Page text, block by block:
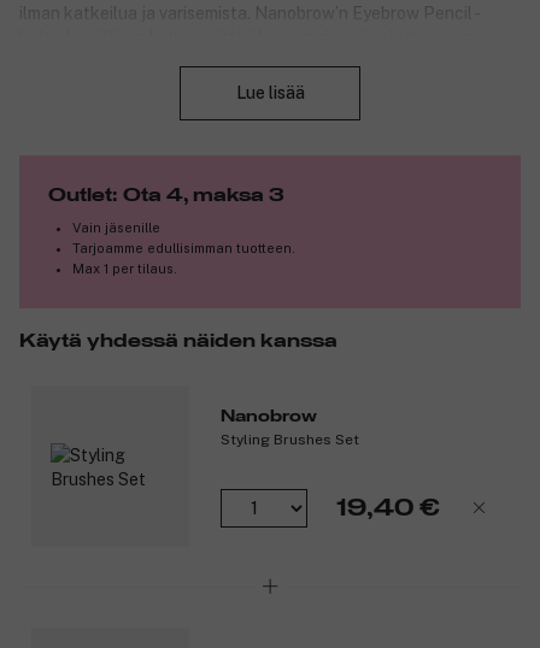
ilman katkeilua ja varisemista. Nanobrow’n Eyebrow Pencil -
muodoltaan täydelliset. Neljä ainutlaatuista, neutraalia ja
kulmakarvat niin kuin haluat. Nanobrow’n kulmakynä on
monipuolinen ja tehokas: saavutat sillä nopeasti täydelliset ja
kauniisti muotoillut kulmakarvat.
Lue lisää
Outlet: Ota 4, maksa 3
Vain jäsenille
Tarjoamme edullisimman tuotteen.
Max 1 per tilaus.
Käytä yhdessä näiden kanssa
Nanobrow
Styling Brushes Set
19,40 €